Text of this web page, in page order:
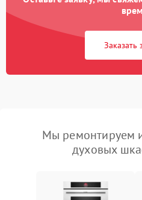
Заказать
Мы ремонтируем
духовых